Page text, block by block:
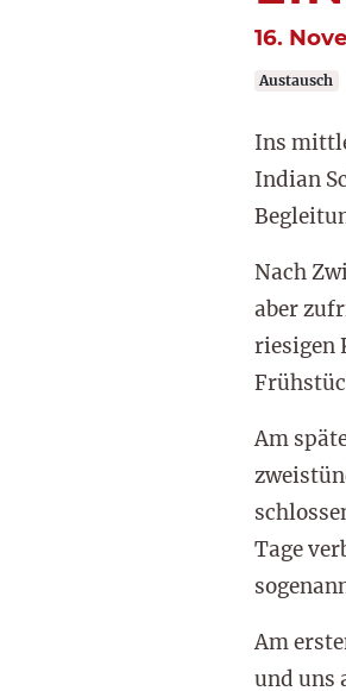
16.
Austausch
Ins
Indian
Nach
aber
riesigen
Am
Tage
Am
und uns